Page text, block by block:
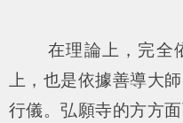
在理論上，完全依
上，也是依據善導大
行儀。弘願寺的方方